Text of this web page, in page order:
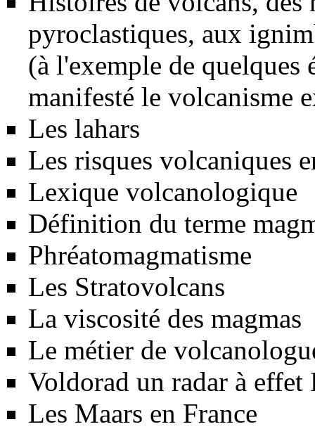
pyroclastiques, aux
(à l'exemple de quelques
manifesté le volcanisme
Les lahars
Les risques volcaniques
Lexique volcanologique
Définition du terme
Phréatomagmatisme
Les Stratovolcans
La viscosité des magmas
Le métier de
Voldorad un radar à
Les Maars en France